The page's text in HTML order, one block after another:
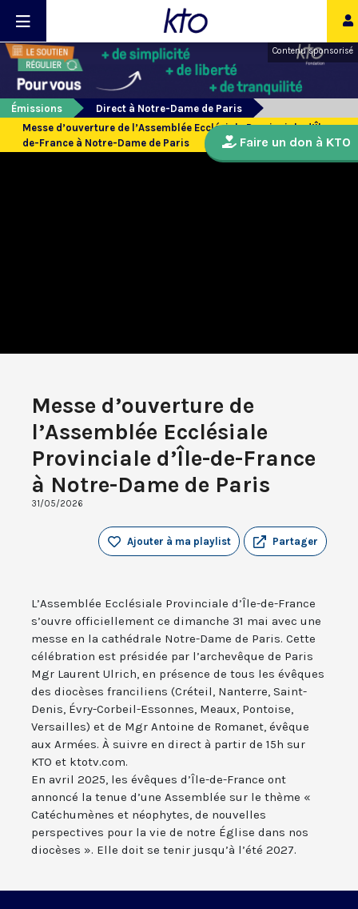
Contenu sponsorisé
Émissions
Direct à Notre-Dame de Paris
Messe d’ouverture de l’Assemblée Ecclésiale Provinciale d’Île-
de-France à Notre-Dame de Paris
Messe d’ouverture de
l’Assemblée Ecclésiale
Provinciale d’Île-de-France
à Notre-Dame de Paris
31/05/2026
Partager
Ajouter à ma playlist
L’Assemblée Ecclésiale Provinciale d’Île-de-France
s’ouvre officiellement ce dimanche 31 mai avec une
messe en la cathédrale Notre-Dame de Paris. Cette
célébration est présidée par l’archevêque de Paris
Mgr Laurent Ulrich, en présence de tous les évêques
des diocèses franciliens (Créteil, Nanterre, Saint-
Denis, Évry-Corbeil-Essonnes, Meaux, Pontoise,
Versailles) et de Mgr Antoine de Romanet, évêque
aux Armées. À suivre en direct à partir de 15h sur
KTO et ktotv.com.
En avril 2025, les évêques d’Île-de-France ont
annoncé la tenue d’une Assemblée sur le thème «
Catéchumènes et néophytes, de nouvelles
perspectives pour la vie de notre Église dans nos
diocèses ». Elle doit se tenir jusqu’à l’été 2027.
Faire un don à KTO